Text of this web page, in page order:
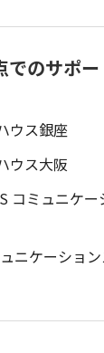
でのサポ
ウス銀座
ウス大阪
コミュニケー
ニケーショ